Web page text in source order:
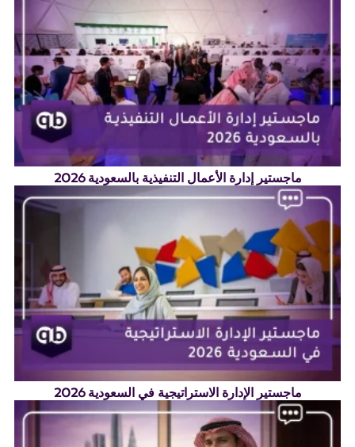
ماجستير إدارة الأعمال التنفيذية بالسعودية 2026
ماجستير الإدارة الاستراتيجية في السعودية 2026